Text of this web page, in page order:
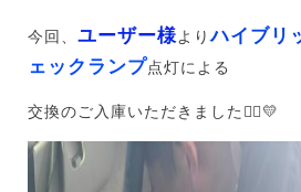
今回、 ユーザー様よりハイブリ
ェックランプ点灯による
交換のご入庫いただきました🙂‍↕️💛